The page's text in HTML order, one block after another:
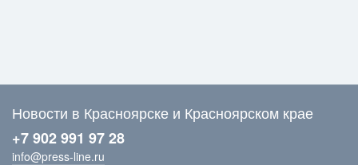
Новости в Красноярске и Красноярском крае
+7 902 991 97 28
info@press-line.ru